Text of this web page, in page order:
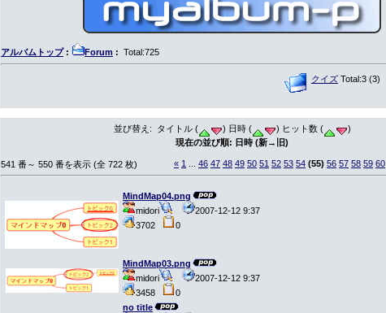
アルバムトップ: Forum : Total:725
クイズ Total:3 (3)
並び替え: タイトル ( ) 日時 ( ) ヒット数 (
)
現在の並び順: 日時 (新→旧)
541 番～ 550 番を表示 (全 722 枚) « 1 46 47 48 49 50 51 52 53 54 (55) 56 57 58 59 60
MindMap04.png
midori
2007-12-12 9:37
3702
0
MindMap03.png
midori
2007-12-12 9:37
3458
0
no title